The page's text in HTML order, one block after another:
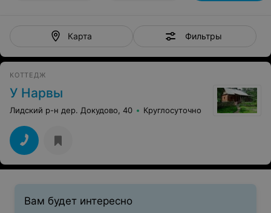
Карта Фильтры
КОТТЕДЖ
У Нарвы
Лидский р-н дер. Докудово, 40 Круглосуточно
Вам будет интересно